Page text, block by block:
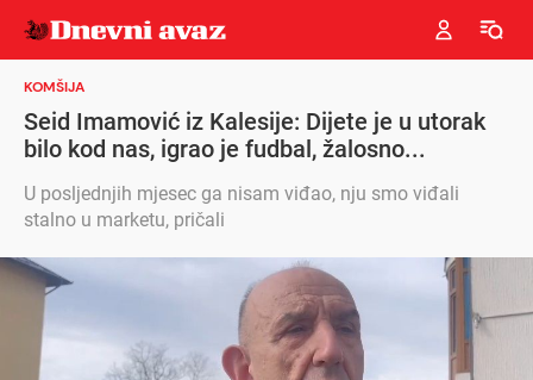
KOMŠIJA
Seid Imamović iz Kalesije: Dijete je u utorak
bilo kod nas, igrao je fudbal, žalosno...
U posljednjih mjesec ga nisam viđao, nju smo viđali
stalno u marketu, pričali